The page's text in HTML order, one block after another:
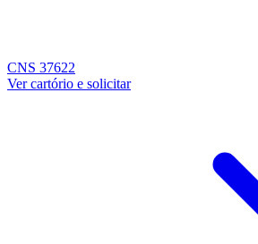
CNS 37622
Ver cartório e solicitar